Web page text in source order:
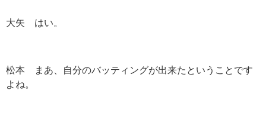
大矢 はい。
松本 まあ、自分のバッティングが出来たということです
よね。